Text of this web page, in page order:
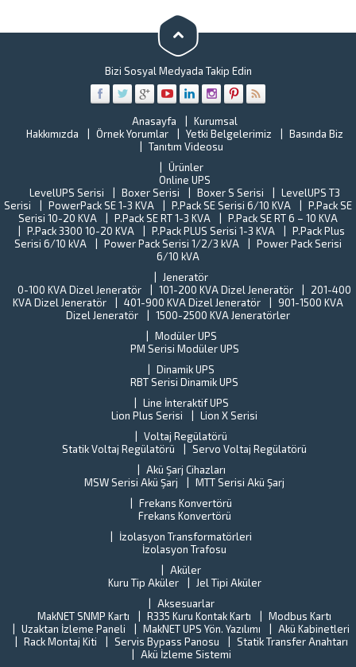
Bizi Sosyal Medyada Takip Edin
Anasayfa
Kurumsal
Hakkımızda
Örnek Yorumlar Yetki Belgelerimiz
Basında Biz
Tanıtım Videosu
Ürünler
Online UPS
LevelUPS Serisi
Boxer Serisi Boxer S Serisi
LevelUPS T3
Serisi
PowerPack SE 1-3 KVA P.Pack SE Serisi 6/10 KVA
P.Pack SE
Serisi 10-20 KVA
P.Pack SE RT 1-3 KVA
P.Pack SE RT 6 – 10 KVA
P.Pack 3300 10-20 KVA
P.Pack PLUS Serisi 1-3 KVA
P.Pack Plus
Serisi 6/10 kVA
Power Pack Serisi 1/2/3 kVA
Power Pack Serisi
6/10 kVA
Jeneratör
0-100 KVA Dizel Jeneratör
101-200 KVA Dizel Jeneratör
201-400
KVA Dizel Jeneratör
401-900 KVA Dizel Jeneratör
901-1500 KVA
Dizel Jeneratör
1500-2500 KVA Jeneratörler
Modüler UPS
PM Serisi Modüler UPS
Dinamik UPS
RBT Serisi Dinamik UPS
Line İnteraktif UPS
Lion Plus Serisi
Lion X Serisi
Voltaj Regülatörü
Statik Voltaj Regülatörü
Servo Voltaj Regülatörü
Akü Şarj Cihazları
MSW Serisi Akü Şarj
MTT Serisi Akü Şarj
Frekans Konvertörü
Frekans Konvertörü
İzolasyon Transformatörleri
İzolasyon Trafosu
Aküler
Kuru Tip Aküler
Jel Tipi Aküler
Aksesuarlar
MakNET SNMP Kartı
R335 Kuru Kontak Kartı
Modbus Kartı
Uzaktan İzleme Paneli
MakNET UPS Yön. Yazılımı
Akü Kabinetleri
Rack Montaj Kiti
Servis Bypass Panosu
Statik Transfer Anahtarı
Akü İzleme Sistemi